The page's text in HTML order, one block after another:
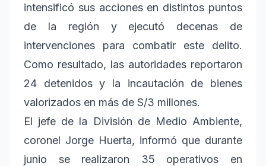
intensificó sus acciones en distintos puntos
de la región y ejecutó decenas de
intervenciones para combatir este delito.
Como resultado, las autoridades reportaron
24 detenidos y la incautación de bienes
valorizados en más de S/3 millones.
El jefe de la División de Medio Ambiente,
coronel Jorge Huerta, informó que durante
junio se realizaron 35 operativos en